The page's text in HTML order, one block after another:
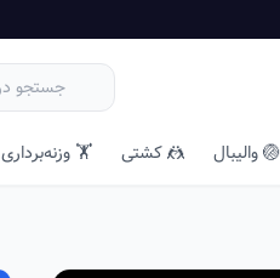
🏐 والیبال 🤼 کشتی 🏋️ وزنه‌برداری